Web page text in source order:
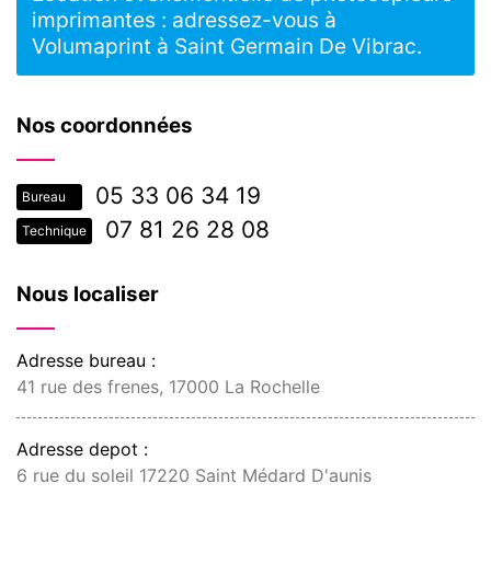
Nos coordonnées
Bureau 05 33 06 34 19
Technique 07 81 26 28 08
Nous localiser
Adresse bureau :
41 rue des frenes, 17000 La Rochelle
Adresse depot :
6 rue du soleil 17220 Saint Médard D'aunis
imprimantes : adressez-vous à
Volumaprint à Saint Germain De Vibrac.